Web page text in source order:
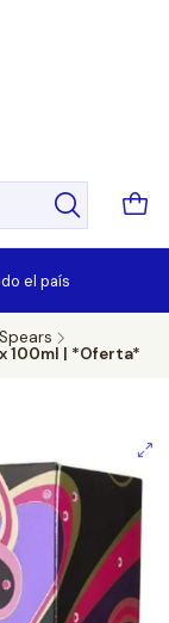
el país
100ml | *Oferta*